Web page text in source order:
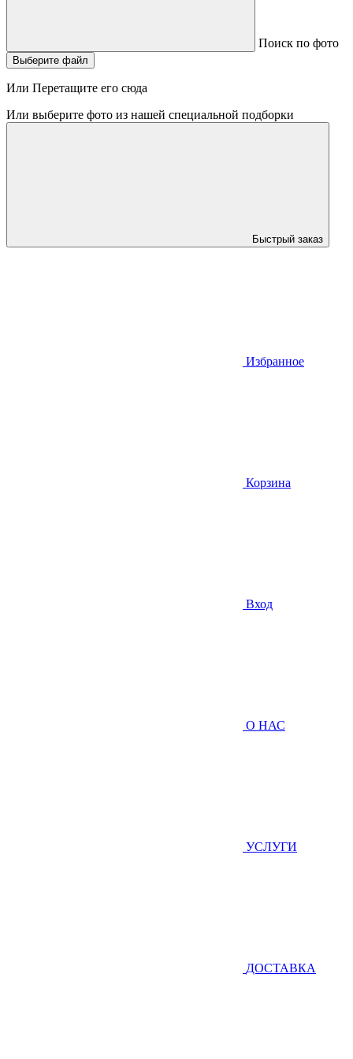
Поиск по фото
Выберите файл
Или Перетащите его сюда
Или выберите фото из нашей специальной подборки
Быстрый заказ
Избранное
Корзина
Вход
О НАС
УСЛУГИ
ДОСТАВКА